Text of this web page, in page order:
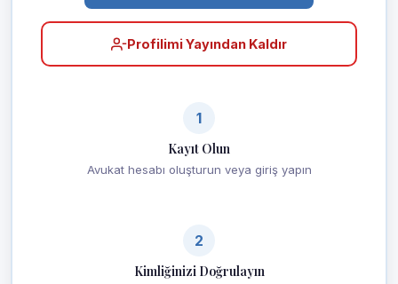
Profilimi Yayından Kaldır
1
Kayıt Olun
Avukat hesabı oluşturun veya giriş yapın
2
Kimliğinizi Doğrulayın